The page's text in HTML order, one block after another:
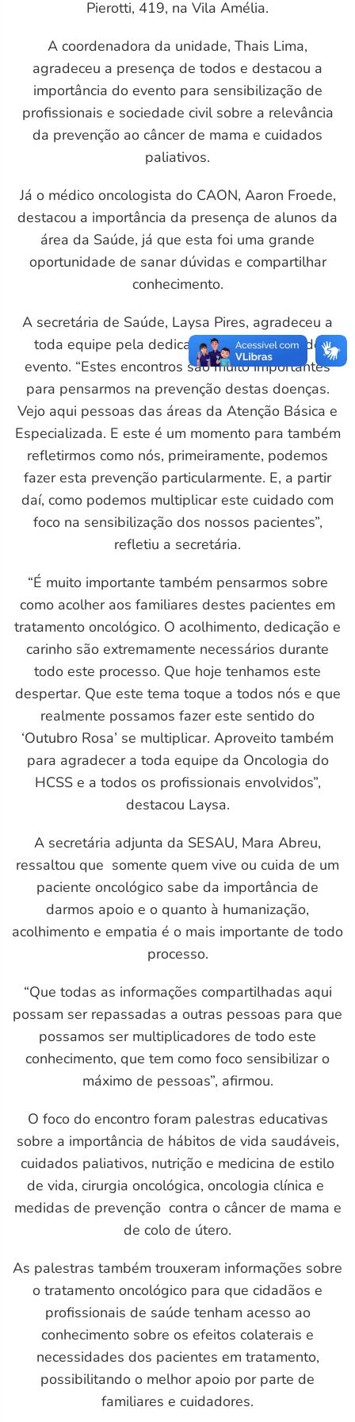
Pierotti, 419, na Vila Amélia.
A coordenadora da unidade, Thais Lima,
agradeceu a presença de todos e destacou a
importância do evento para sensibilização de
profissionais e sociedade civil sobre a relevância
da prevenção ao câncer de mama e cuidados
paliativos.
Já o médico oncologista do CAON, Aaron Froede,
destacou a importância da presença de alunos da
área da Saúde, já que esta foi uma grande
oportunidade de sanar dúvidas e compartilhar
conhecimento.
A secretária de Saúde, Laysa Pires, agradeceu a
toda equipe pela dedicação na realização do
evento. “Estes encontros são muito importantes
para pensarmos na prevenção destas doenças.
Vejo aqui pessoas das áreas da Atenção Básica e
Especializada. E este é um momento para também
refletirmos como nós, primeiramente, podemos
fazer esta prevenção particularmente. E, a partir
daí, como podemos multiplicar este cuidado com
foco na sensibilização dos nossos pacientes”,
refletiu a secretária.
“É muito importante também pensarmos sobre
como acolher aos familiares destes pacientes em
tratamento oncológico. O acolhimento, dedicação e
carinho são extremamente necessários durante
todo este processo. Que hoje tenhamos este
despertar. Que este tema toque a todos nós e que
realmente possamos fazer este sentido do
‘Outubro Rosa’ se multiplicar. Aproveito também
para agradecer a toda equipe da Oncologia do
HCSS e a todos os profissionais envolvidos”,
destacou Laysa.
A secretária adjunta da SESAU, Mara Abreu,
ressaltou que somente quem vive ou cuida de um
paciente oncológico sabe da importância de
darmos apoio e o quanto à humanização,
acolhimento e empatia é o mais importante de todo
processo.
“Que todas as informações compartilhadas aqui
possam ser repassadas a outras pessoas para que
possamos ser multiplicadores de todo este
conhecimento, que tem como foco sensibilizar o
máximo de pessoas”, afirmou.
O foco do encontro foram palestras educativas
sobre a importância de hábitos de vida saudáveis,
cuidados paliativos, nutrição e medicina de estilo
de vida, cirurgia oncológica, oncologia clínica e
medidas de prevenção contra o câncer de mama e
de colo de útero.
As palestras também trouxeram informações sobre
o tratamento oncológico para que cidadãos e
profissionais de saúde tenham acesso ao
conhecimento sobre os efeitos colaterais e
necessidades dos pacientes em tratamento,
possibilitando o melhor apoio por parte de
familiares e cuidadores.